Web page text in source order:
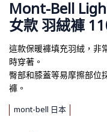
Mont-Bell
女款 羽絨褲
這款保暖褲填充羽絨，非
時穿著。
臀部和膝蓋等易摩擦部位
褲。
mont-bell 日本